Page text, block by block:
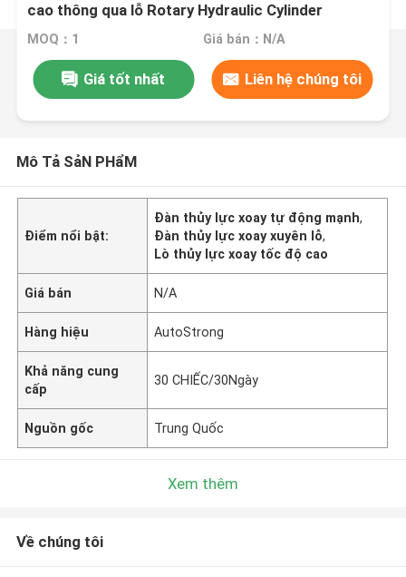
cao thông qua lỗ Rotary Hydraulic Cylinder
MOQ：1 Giá bán：N/A
Giá tốt nhất Liên hệ chúng tôi
Mô Tả SảN PHẩM
Điểm nổi bật:
Đàn thủy lực xoay tự động mạnh,
Đàn thủy lực xoay xuyên lỗ,
Lò thủy lực xoay tốc độ cao
Giá bán N/A
Hàng hiệu AutoStrong
Khả năng cung
cấp
30 CHIẾC/30Ngày
Nguồn gốc Trung Quốc
Xem thêm
Về chúng tôi